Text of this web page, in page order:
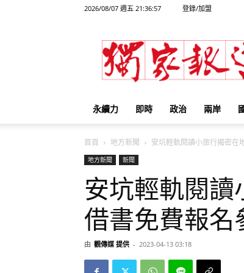
2026/08/07 週五 21:36:57 登錄/加盟
獨
家
報
永續力 即時 政治 兩岸
首頁 地方新聞 安坑輕軌閱讀小旅行揭密在
地方新聞 新聞
安坑輕軌閱
借書免費報名
由 觀傳媒 提供 - 2023-04-13 03:18